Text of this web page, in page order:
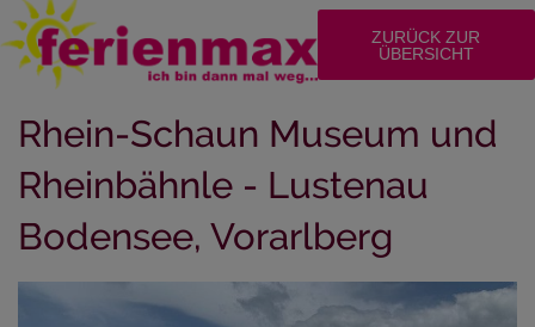
ZURÜCK ZUR
ÜBERSICHT
Rhein-Schaun Museum und
Rheinbähnle - Lustenau
Bodensee, Vorarlberg